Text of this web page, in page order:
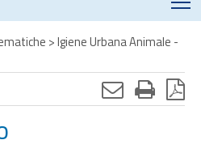
>Igiene Urbana Animale -